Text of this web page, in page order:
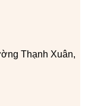
Thạnh Xuân,